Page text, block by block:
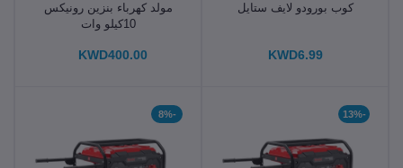
كوب بورودو لايف ستايل
KWD6.99
مولد كهرباء بنزين رونيكس
10كيلو وات
KWD400.00
-13%
-8%